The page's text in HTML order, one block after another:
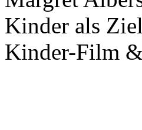
Kinder als
Kinder-Film